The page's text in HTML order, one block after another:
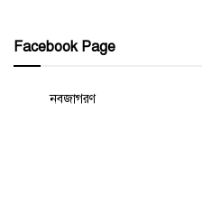
Facebook Page
নবজাগরণ